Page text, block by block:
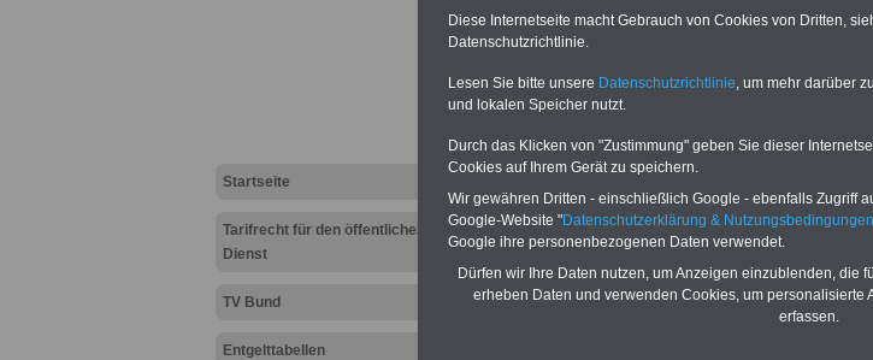
Startseite
Tarifrecht für den öffentlichen
Dienst
TV Bund
Entgelttabellen
TV Flughafen (TVöD/VKA): TVöD-F § 35
10
Diese Internetseite macht Gebrauch von Cookies von Dritten,
Datenschutzrichtlinie.
Lesen Sie bitte unsere Datenschutzrichtlinie, um mehr darüber
und lokalen Speicher nutzt.
Durch das Klicken von "Zustimmung" geben Sie dieser
Cookies auf Ihrem Gerät zu speichern.
Wir gewähren Dritten - einschließlich Google - ebenfalls Zugriff
Google-Website "Datenschutzerklärung & Nutzungsbedingungen
Google ihre personenbezogenen Daten verwendet.
Dürfen wir Ihre Daten nutzen, um Anzeigen einzublenden, die
erheben Daten und verwenden Cookies, um personalisierte
erfassen.